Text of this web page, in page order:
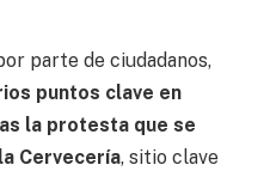
parte de ciudadanos,
puntos clave en
la protesta que se
Cervecería, sitio clave